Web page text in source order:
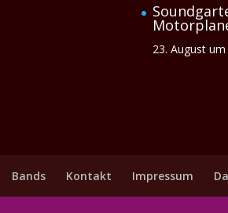
23. August um
Bands Kontakt Impressum